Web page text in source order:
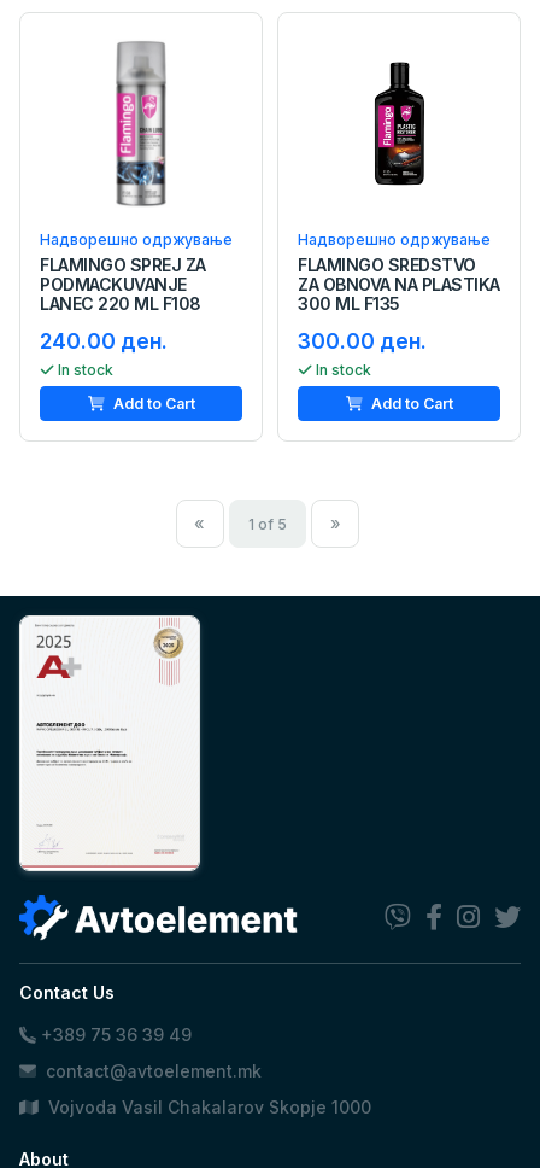
Надворешно одржување
FLAMINGO SPREJ ZA
PODMACKUVANJE
LANEC 220 ML F108
240.00 ден.
In stock
Add to Cart
Надворешно одржување
FLAMINGO SREDSTVO
ZA OBNOVA NA PLASTIKA
300 ML F135
300.00 ден.
In stock
Add to Cart
« 1 of 5 »
Contact Us
+389 75 36 39 49
contact@avtoelement.mk
Vojvoda Vasil Chakalarov Skopje 1000
About